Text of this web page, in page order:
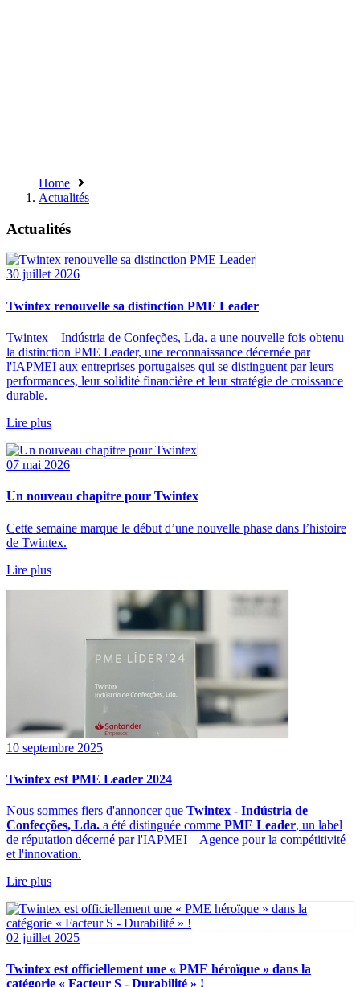
Home
Actualités
Actualités
30 juillet 2026
Twintex renouvelle sa distinction PME Leader
Twintex – Indústria de Confeções, Lda. a une nouvelle fois obtenu
la distinction PME Leader, une reconnaissance décernée par
l'IAPMEI aux entreprises portugaises qui se distinguent par leurs
performances, leur solidité financière et leur stratégie de croissance
durable.
Lire plus
07 mai 2026
Un nouveau chapitre pour Twintex
Cette semaine marque le début d’une nouvelle phase dans l’histoire
de Twintex.
Lire plus
10 septembre 2025
Twintex est PME Leader 2024
Nous sommes fiers d'annoncer que Twintex - Indústria de
Confecções, Lda. a été distinguée comme PME Leader, un label
de réputation décerné par l'IAPMEI – Agence pour la compétitivité
et l'innovation.
Lire plus
02 juillet 2025
Twintex est officiellement une « PME héroïque » dans la
catégorie « Facteur S - Durabilité » !